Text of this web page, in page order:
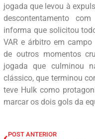
jogada que levou à
descontentamento
informa que solicitou
VAR e árbitro em
de outros momentos
jogada que culminou
clássico, que terminou
teve Hulk como
marcar os dois gols da
POST ANTERIOR